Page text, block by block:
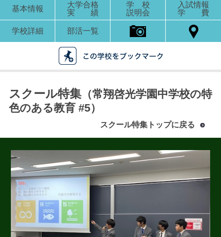
最近見た学校
常翔啓光学園中学校
ブックマークした学校
ブックマークした学校はありません
基本情報
大学合格
実 績
学 校
説明会
入試情報
学 費
学校詳細 部活一覧
スクール特集（常翔啓光学園中学校の特
色のある教育 #5）
スクール特集トップに戻る